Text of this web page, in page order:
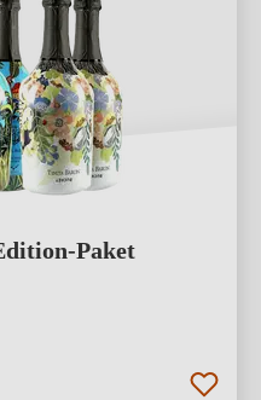
Paket
5 von 5 Sternen